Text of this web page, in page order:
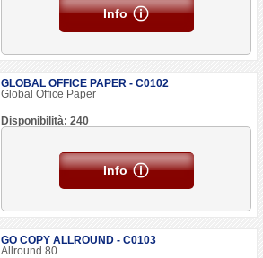
Info
GLOBAL OFFICE PAPER - C0102
Global Office Paper
Disponibilità: 240
Info
GO COPY ALLROUND - C0103
Allround 80